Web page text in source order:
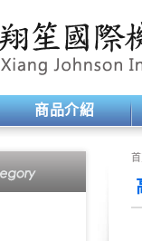
商品介紹